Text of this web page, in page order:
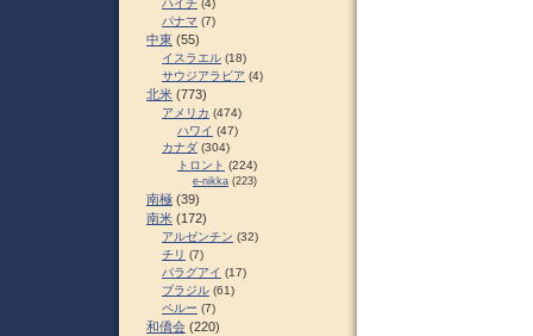
ハイチ (4)
パナマ (7)
中東 (55)
イスラエル (18)
サウジアラビア (4)
北米 (773)
アメリカ (474)
ハワイ (47)
カナダ (304)
トロント (224)
e-nikka (223)
南極 (39)
南米 (172)
アルゼンチン (32)
チリ (7)
パラグアイ (17)
ブラジル (61)
ペルー (7)
和僑会 (220)